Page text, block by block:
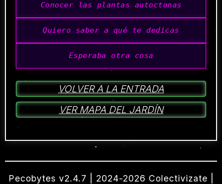
Conocer las plantas autoctonas
Quiero saber a qué te dedicas
Esperaba otra cosa
VOLVER A LA ENTRADA
VER MAPA DEL JARDÍN
Pecobytes v2.4.7 | 2024-2026 Colectivizate |